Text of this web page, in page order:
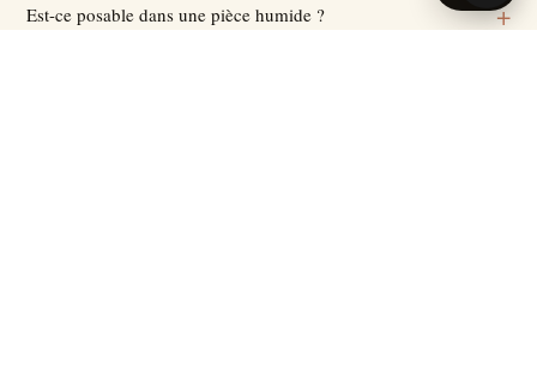
Est-ce posable dans une pièce humide ?